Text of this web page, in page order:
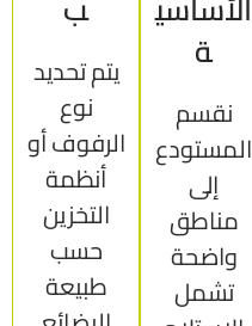
ة
نقسم
المستودع
إلى
مناطق
واضحة
تشمل
يتم تحديد
نوع
الرفوف أو
أنظمة
التخزين
حسب
طبيعة